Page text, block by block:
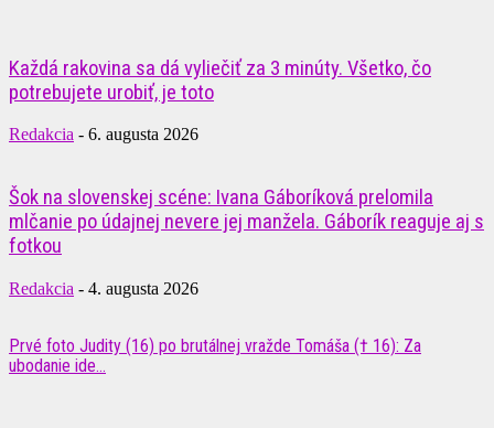
Každá rakovina sa dá vyliečiť za 3 minúty. Všetko, čo
potrebujete urobiť, je toto
Redakcia - 6. augusta 2026
Šok na slovenskej scéne: Ivana Gáboríková prelomila
mlčanie po údajnej nevere jej manžela. Gáborík reaguje aj s
fotkou
Redakcia - 4. augusta 2026
Prvé foto Judity (16) po brutálnej vražde Tomáša († 16): Za
ubodanie ide...